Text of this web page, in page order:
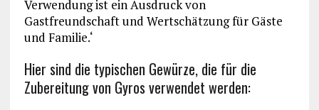
Verwendung ist ein Ausdruck von
Gastfreundschaft und Wertschätzung für Gäste
und Familie.‘
Hier sind die typischen Gewürze, die für die
Zubereitung von Gyros verwendet werden: